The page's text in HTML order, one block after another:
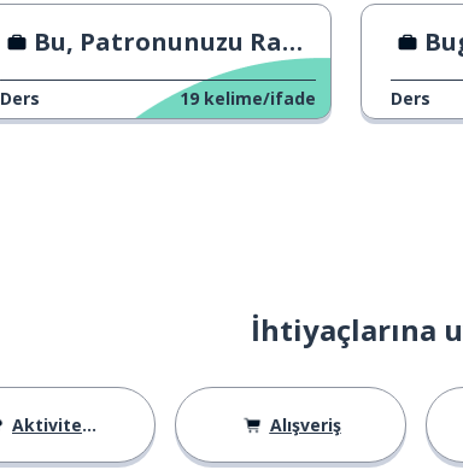
Bu, Patronunuzu Rahatsız Eder
Ders 19 kelime/ifade Ders
İhtiyaçlarına
Aktiviteler Alışveriş